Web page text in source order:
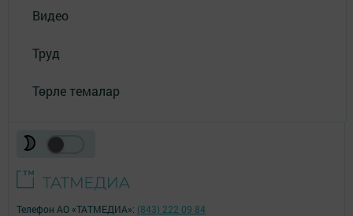
Видео
Труд
Төрле темалар
Телефон АО «ТАТМЕДИА»: (843) 222 09 84